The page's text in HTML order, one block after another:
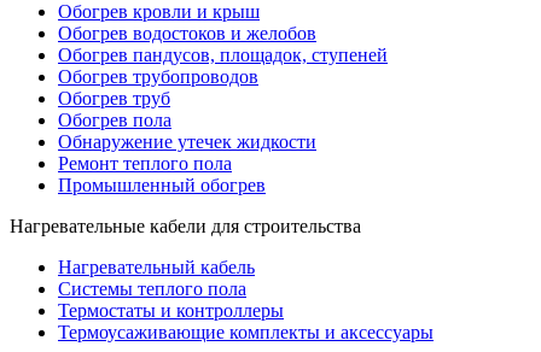
Обогрев кровли и крыш
Обогрев водостоков и желобов
Обогрев пандусов, площадок, ступеней
Обогрев трубопроводов
Обогрев труб
Обогрев пола
Обнаружение утечек жидкости
Ремонт теплого пола
Промышленный обогрев
Нагревательные кабели для строительства
Нагревательный кабель
Системы теплого пола
Термостаты и контроллеры
Термоусаживающие комплекты и аксессуары